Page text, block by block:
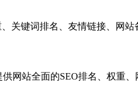
关键词排名、友情链接、网站
网站全面的SEO排名、权重